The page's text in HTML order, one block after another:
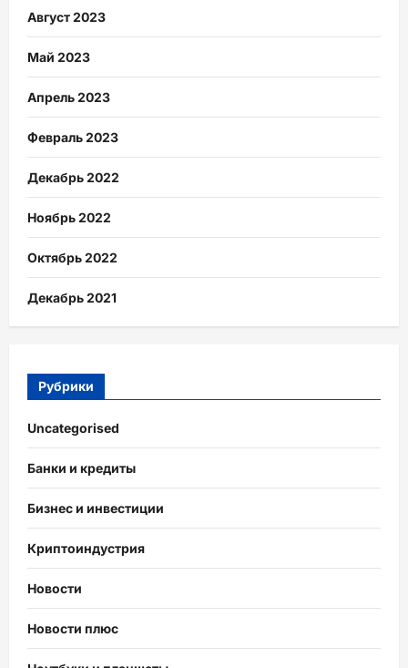
Август 2023
Май 2023
Апрель 2023
Февраль 2023
Декабрь 2022
Ноябрь 2022
Октябрь 2022
Декабрь 2021
Рубрики
Uncategorised
Банки и кредиты
Бизнес и инвестиции
Криптоиндустрия
Новости
Новости плюс